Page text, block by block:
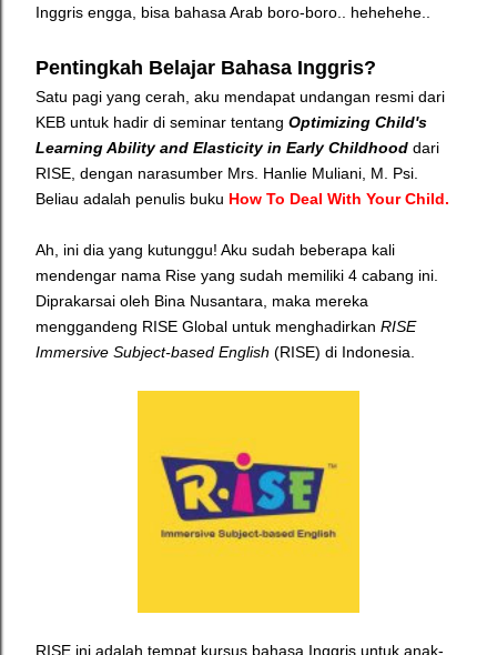
Inggris engga, bisa bahasa Arab boro-boro.. hehehehe..
Pentingkah Belajar Bahasa Inggris?
Satu pagi yang cerah, aku mendapat undangan resmi dari
KEB untuk hadir di seminar tentang Optimizing Child's
Learning Ability and Elasticity in Early Childhood dari
RISE, dengan narasumber Mrs. Hanlie Muliani, M. Psi.
Beliau adalah penulis buku How To Deal With Your Child.
Ah, ini dia yang kutunggu! Aku sudah beberapa kali
mendengar nama Rise yang sudah memiliki 4 cabang ini.
Diprakarsai oleh Bina Nusantara, maka mereka
menggandeng RISE Global untuk menghadirkan RISE
Immersive Subject-based English (RISE) di Indonesia.
RISE ini adalah tempat kursus bahasa Inggris untuk anak-